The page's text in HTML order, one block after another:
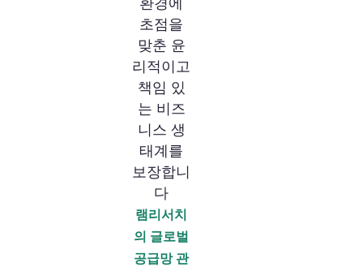
초점을
맞춘 윤
리적이고
책임 있
는 비즈
니스 생
태계를
보장합니
다
램리서치
의 글로벌
공급망 관